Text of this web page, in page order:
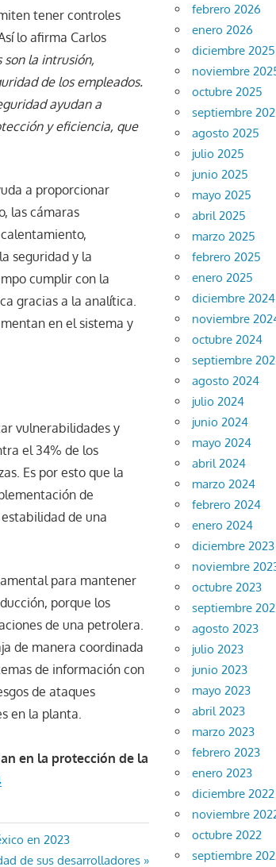
tener controles
lo afirma Carlos
la intrusión,
de los empleados.
ayudan a
y eficiencia, que
a proporcionar
las cámaras
seguridad y la
cumplir con la
gracias a la analítica.
en el sistema y
vulnerabilidades y
el 34% de los
Es por esto que la
de
de una
para mantener
porque los
de una petrolera.
de manera coordinada
de información con
de ataques
en la planta.
en la protección de la
en 2023
de sus desarrolladores
febrero 2026
enero 2026
diciembre 2025
noviembre
octubre 2025
septiembre
agosto 2025
julio 2025
junio 2025
mayo 2025
abril 2025
marzo 2025
febrero 2025
enero 2025
diciembre 2024
noviembre
octubre 2024
septiembre
agosto 2024
julio 2024
junio 2024
mayo 2024
abril 2024
marzo 2024
febrero 2024
enero 2024
diciembre 2023
noviembre
octubre 2023
septiembre
agosto 2023
julio 2023
junio 2023
mayo 2023
abril 2023
marzo 2023
febrero 2023
enero 2023
diciembre 2022
noviembre
octubre 2022
septiembre